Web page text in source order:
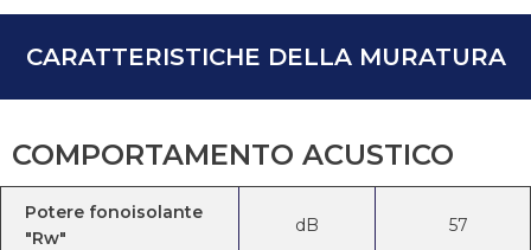
CARATTERISTICHE DELLA MURATURA
COMPORTAMENTO ACUSTICO
Potere fonoisolante
"Rw"
dB 57